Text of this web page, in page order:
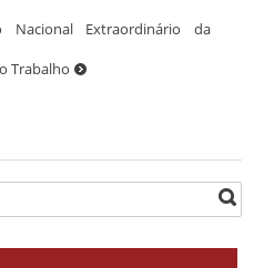
Nacional Extraordinário da
Trabalho